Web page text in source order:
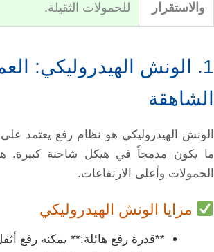
والاستقرار
للحمولات الثقيلة.
1. الونش الهيدروليكي:
الشاهقة
الونش الهيدروليكي هو نظام رفع يعتمد
ما يكون مدمجاً في هيكل شاحنة كبيرة.
الحمولات وأعلى الارتفاعات.
مزايا الونش الهيدروليكي
**قدرة رفع هائلة:** يمكنه رفع